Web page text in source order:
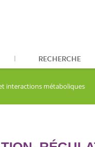
RECHERCHE
interactions métaboliques